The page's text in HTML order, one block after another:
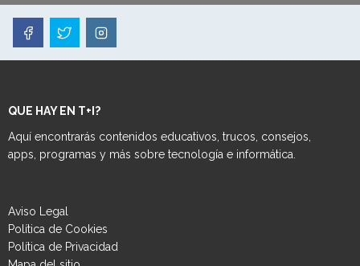
QUE HAY EN T+I?
Aquí encontrarás contenidos educativos, trucos, consejos,
apps, programas y más sobre tecnología e informática.
Aviso Legal
Política de Cookies
Política de Privacidad